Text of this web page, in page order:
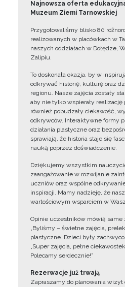
Najnowsza oferta
Muzeum Ziemi Tarnowskiej
Przygotowaliśmy blisko 80
realizowanych w placówkach w
naszych oddziałach w Dołędze,
Zalipiu.
To doskonała okazja, by w
odkrywać historię, kulturę oraz
regionu. Nasze zajęcia zostały
aby nie tylko wspierały realizację
również pobudzały ciekawość,
odkrywców. Interaktywne formy
działania plastyczne oraz
sprawiają, że historia staje się
nauką poprzez doświadczenie.
Dziękujemy wszystkim
zaangażowanie w rozwijanie
uczniów oraz wspólne
inspiracji. Mamy nadzieję, że
wartościowym wsparciem w
Opinie uczestników mówią same
„Byliśmy – świetne zajęcia,
plastyczne. Dzieci były
„Super zajęcia, pełne
Polecamy serdecznie!”
Rezerwacje już trwają
Zapraszamy do planowania wizyt